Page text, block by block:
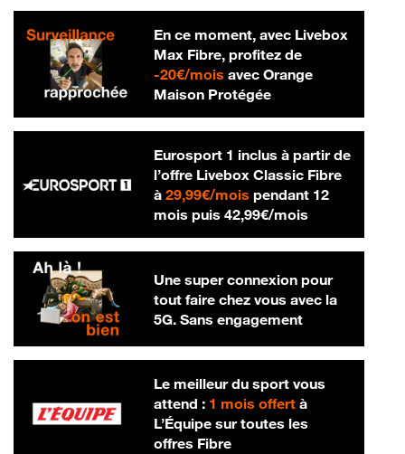
En ce moment, avec Livebox
Max Fibre, profitez de
-20€/mois20 € par mois
avec Orange
Maison Protégée
Eurosport 1 inclus à partir de
l’offre Livebox Classic Fibre
à 29,99€/mois29,99 € par mois
pendant 12
mois puis 42,99€/mois42,99 € par
Une super connexion pour
tout faire chez vous avec la
5G. Sans engagement
Le meilleur du sport vous
attend : 1 mois offertà
L’Équipe sur toutes les
offres Fibre